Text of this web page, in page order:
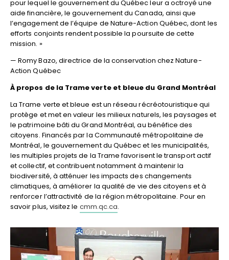
pour lequel le gouvernement du Québec leur a octroyé une
aide financière, le gouvernement du Canada, ainsi que
l’engagement de l’équipe de Nature-Action Québec, dont les
efforts conjoints rendent possible la poursuite de cette
mission. »
— Romy Bazo, directrice de la conservation chez Nature-
Action Québec
À propos de la Trame verte et bleue du Grand Montréal
La Trame verte et bleue est un réseau récréotouristique qui
protège et met en valeur les milieux naturels, les paysages et
le patrimoine bâti du Grand Montréal, au bénéfice des
citoyens. Financés par la Communauté métropolitaine de
Montréal, le gouvernement du Québec et les municipalités,
les multiples projets de la Trame favorisent le transport actif
et collectif, et contribuent notamment à maintenir la
biodiversité, à atténuer les impacts des changements
climatiques, à améliorer la qualité de vie des citoyens et à
renforcer l’attractivité de la région métropolitaine. Pour en
savoir plus, visitez le cmm.qc.ca.